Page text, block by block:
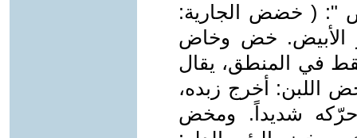
": ( خضض الجارية:
الأبيض. خض وخاض
في المنطق، يقال
أخرج زبده،
شديداً. ومخض